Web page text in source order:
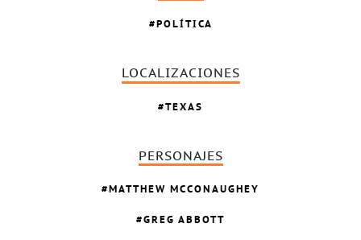
POLÍTICA
LOCALIZACIONES
TEXAS
PERSONAJES
MATTHEW MCCONAUGHEY
GREG ABBOTT